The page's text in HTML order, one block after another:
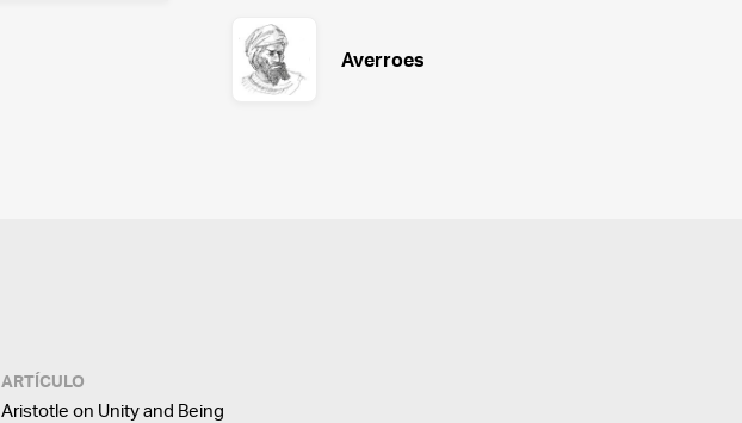
Averroes
ARTÍCULO
Aristotle on Unity and Being